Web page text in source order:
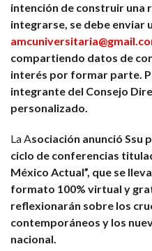
intención de construir una
integrarse, se debe enviar
compartiendo datos de
interés por formar parte.
integrante del Consejo
personalizado.
La Asociación anunció Ssu
ciclo de conferencias
México Actual”, que se
formato 100% virtual y
reflexionarán sobre los
contemporáneos y los
nacional.